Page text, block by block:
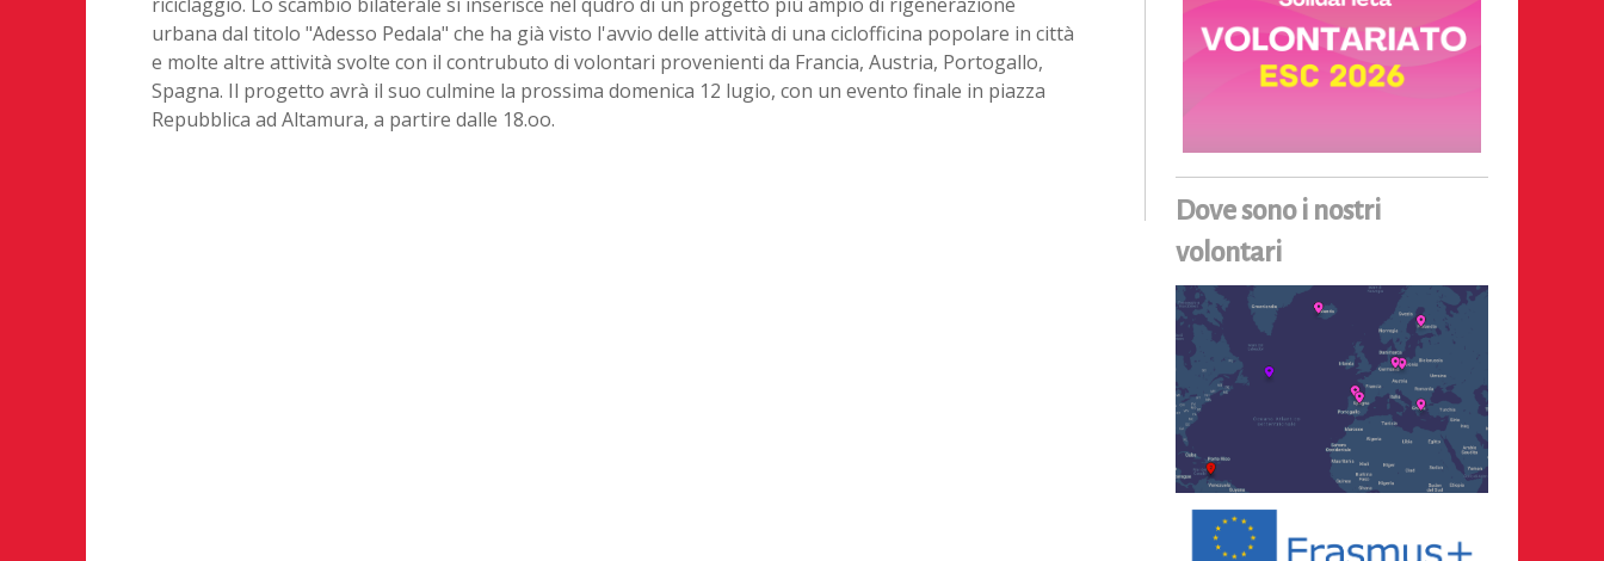
urbana dal titolo "Adesso Pedala" che ha già visto l'avvio delle attività di una ciclofficina popolare in città
e molte altre attività svolte con il contrubuto di volontari provenienti da Francia, Austria, Portogallo,
Spagna. Il progetto avrà il suo culmine la prossima domenica 12 lugio, con un evento finale in piazza
Repubblica ad Altamura, a partire dalle 18.oo.
Dove sono i nostri
volontari